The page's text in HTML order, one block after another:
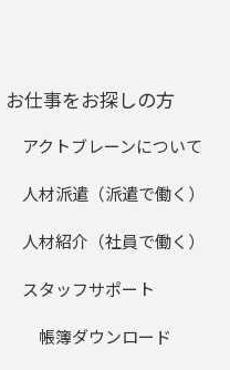
お仕事をお探しの方
アクトブレーンについて
人材派遣（派遣で働く）
人材紹介（社員で働く）
スタッフサポート
帳簿ダウンロード